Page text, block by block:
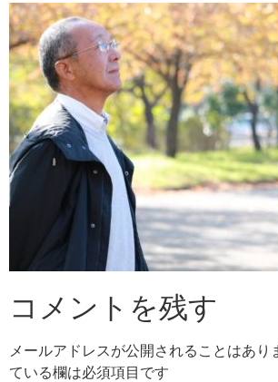
コメントを残す
メールアドレスが公開されることはあり
ている欄は必須項目です